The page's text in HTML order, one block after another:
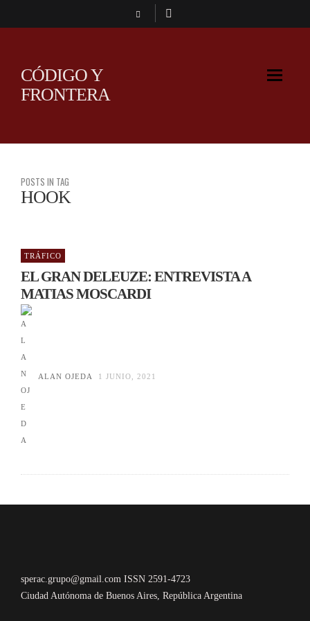
CÓDIGO Y
FRONTERA
POSTS IN TAG
HOOK
TRÁFICO
EL GRAN DELEUZE: ENTREVISTA A
MATIAS MOSCARDI
ALAN OJEDA 1 JUNIO, 2021
sperac.grupo@gmail.com ISSN 2591-4723
Ciudad Autónoma de Buenos Aires, República Argentina